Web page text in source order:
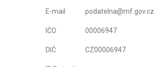
E-mail podatelna@mf.gov.cz
IČO 00006947
DIČ CZ00006947